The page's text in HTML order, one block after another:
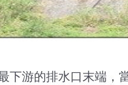
游的排水口末端，